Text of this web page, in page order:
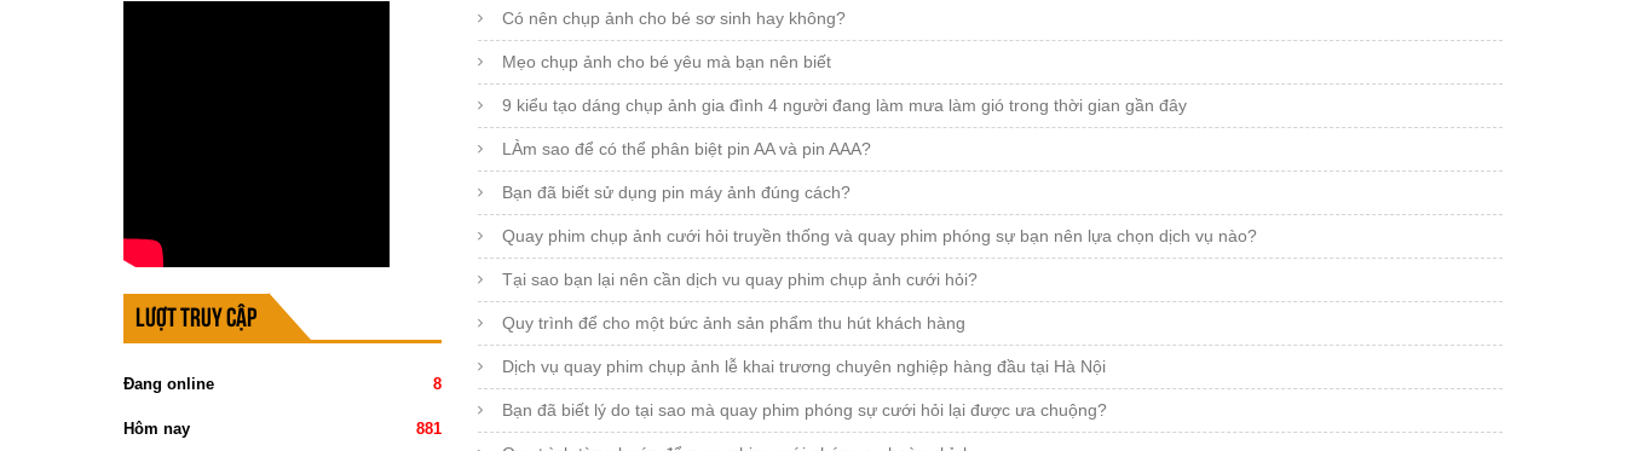
Lượt truy cập
Đang online 8
Hôm nay 881
Có nên chụp ảnh cho bé sơ sinh hay không?
Mẹo chụp ảnh cho bé yêu mà bạn nên biết
9 kiểu tạo dáng chụp ảnh gia đình 4 người đang làm mưa làm gió trong thời gian gần đây
LÀm sao để có thể phân biệt pin AA và pin AAA?
Bạn đã biết sử dụng pin máy ảnh đúng cách?
Quay phim chụp ảnh cưới hỏi truyền thống và quay phim phóng sự bạn nên lựa chọn dịch vụ nào?
Tại sao bạn lại nên cần dịch vu quay phim chụp ảnh cưới hỏi?
Quy trình để cho một bức ảnh sản phẩm thu hút khách hàng
Dịch vụ quay phim chụp ảnh lễ khai trương chuyên nghiệp hàng đầu tại Hà Nội
Bạn đã biết lý do tại sao mà quay phim phóng sự cưới hỏi lại được ưa chuộng?